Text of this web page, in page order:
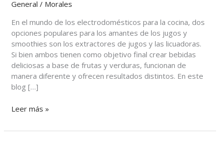
General / Morales
En el mundo de los electrodomésticos para la cocina, dos
opciones populares para los amantes de los jugos y
smoothies son los extractores de jugos y las licuadoras.
Si bien ambos tienen como objetivo final crear bebidas
deliciosas a base de frutas y verduras, funcionan de
manera diferente y ofrecen resultados distintos. En este
blog […]
Leer más »